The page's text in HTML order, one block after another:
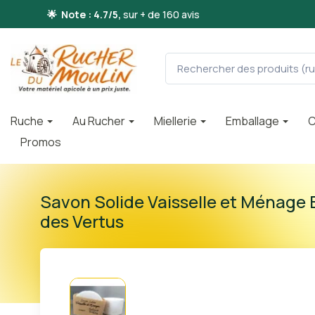
🌟 Note : 4.7/5, sur + de 160 avis
Ruche Au Rucher Miellerie Emballage
Promos
Savon Solide Vaisselle et
des Vertus